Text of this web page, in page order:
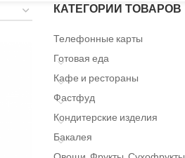
КАТЕГОРИИ ТОВАРОВ
Телефонные карты
Готовая еда
Кафе и рестораны
Фастфуд
Кондитерские изделия
Бакалея